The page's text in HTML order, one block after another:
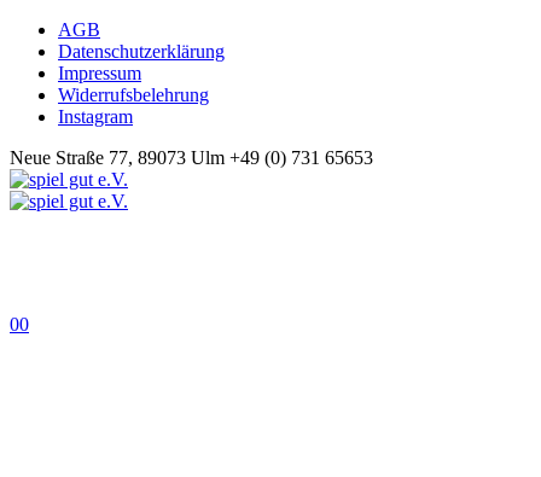
AGB
Datenschutzerklärung
Impressum
Widerrufsbelehrung
Instagram
Neue Straße 77, 89073 Ulm +49 (0) 731 65653
00